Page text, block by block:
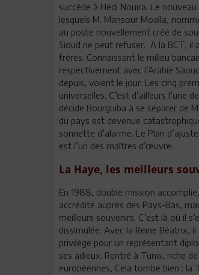
succède à Hédi Nouira. Le
lesquels M. Mansour Moalla,
au poste nouvellement créé de
Sioud ne peut refuser. A la BCT, il
frères. Connaissant le milieu
respectivement avec l’Arabie
depuis, voient le jour. Les cinq
universelles. C’est d’ailleurs l’une
décide Bourguiba à se séparer de
du pays est devenue
sonnette d’alarme. Le Plan
est l’un des maîtres d’œuvre.
La Haye, les meilleurs
En 1988, double mission
accrédité auprès des Pays-Bas,
meilleurs souvenirs. C’est là où il
dissimulée. Avec la Reine Béatrix,
privilège pour un représentant
ses adieux. Rentré à Tunis, riche
européennes, Cela tombe bien : la